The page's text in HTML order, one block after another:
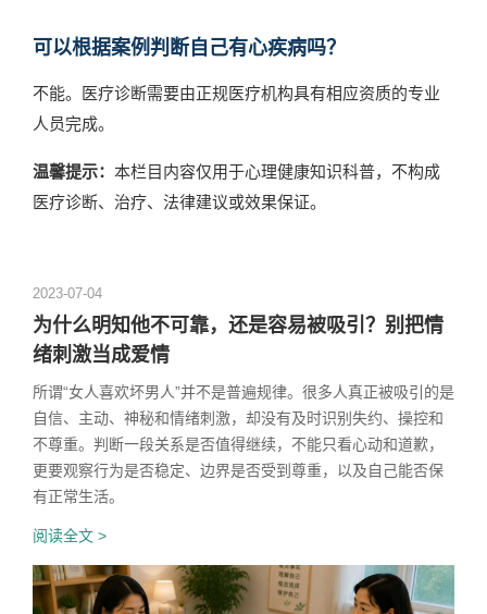
可以根据案例判断自己有心疾病吗？
不能。医疗诊断需要由正规医疗机构具有相应资质的专业
人员完成。
温馨提示： 本栏目内容仅用于心理健康知识科普，不构成
医疗诊断、治疗、法律建议或效果保证。
2023-07-04
为什么明知他不可靠，还是容易被吸引？别把情
绪刺激当成爱情
所谓“女人喜欢坏男人”并不是普遍规律。很多人真正被吸引的是
自信、主动、神秘和情绪刺激，却没有及时识别失约、操控和
不尊重。判断一段关系是否值得继续，不能只看心动和道歉，
更要观察行为是否稳定、边界是否受到尊重，以及自己能否保
有正常生活。
阅读全文 >